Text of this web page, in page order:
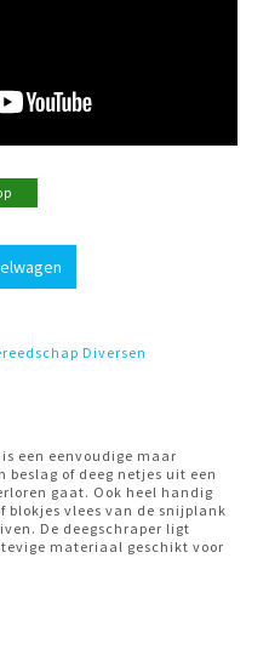
Diversen
een eenvoudige maar
of deeg netjes uit een
gaat. Ook heel handig
blokjes vlees van de snijplank
De deegschraper ligt
materiaal geschikt voor